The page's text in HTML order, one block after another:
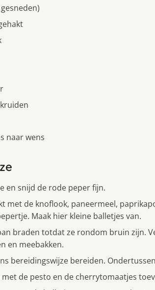
naar wens
en snijd de rode peper fijn.
met de knoflook, paneermeel,
Maak hier kleine balletjes van.
braden totdat ze rondom bruin zijn.
en meebakken.
bereidingswijze bereiden.
met de pesto en de cherrytomaatjes